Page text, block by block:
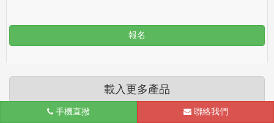
報名
載入更多產品
手機直撥 聯絡我們